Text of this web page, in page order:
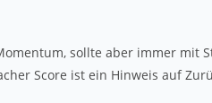
sollte aber immer mit
Score ist ein Hinweis auf